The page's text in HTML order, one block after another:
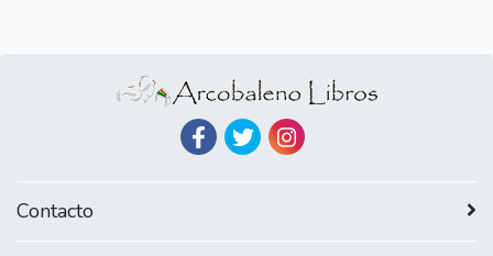
Contacto